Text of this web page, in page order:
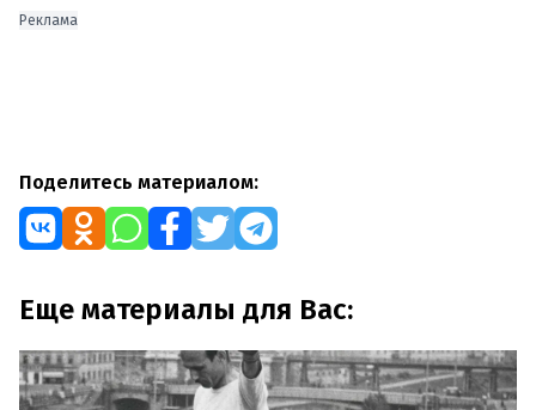
Реклама
Поделитесь материалом:
Еще материалы для Вас: